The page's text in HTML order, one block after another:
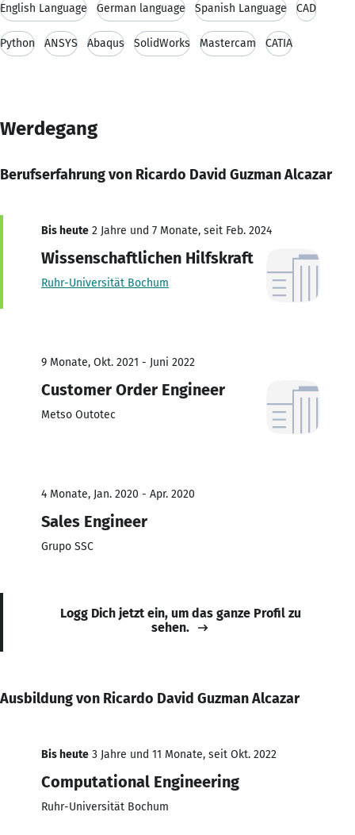
English Language German language Spanish Language CAD
Python ANSYS Abaqus SolidWorks Mastercam CATIA
Werdegang
Berufserfahrung von Ricardo David Guzman Alcazar
Bis heute 2 Jahre und 7 Monate, seit Feb. 2024
Wissenschaftlichen Hilfskraft
Ruhr-Universität Bochum
9 Monate, Okt. 2021 - Juni 2022
Customer Order Engineer
Metso Outotec
4 Monate, Jan. 2020 - Apr. 2020
Sales Engineer
Grupo SSC
Logg Dich jetzt ein, um das ganze Profil zu
sehen.
Ausbildung von Ricardo David Guzman Alcazar
Bis heute 3 Jahre und 11 Monate, seit Okt. 2022
Computational Engineering
Ruhr-Universität Bochum